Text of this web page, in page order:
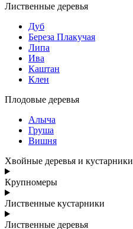
Лиственные деревья
Дуб
Береза Плакучая
Липа
Ива
Каштан
Клен
Плодовые деревья
Алыча
Груша
Вишня
Хвойные деревья и кустарники
Крупномеры
Лиственные кустарники
Лиственные деревья